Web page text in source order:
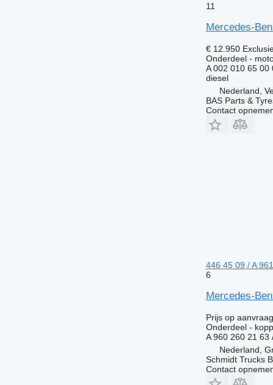
11
Mercedes-
€ 12.950
Onderdeel -
A 002 010 65 00
diesel
Nederland,
BAS Parts &
Contact
446 45 09 / A
6
Mercedes-
Prijs op aanvraag
Onderdeel -
A 960 260 21 63
Nederland,
Schmidt Trucks
Contact